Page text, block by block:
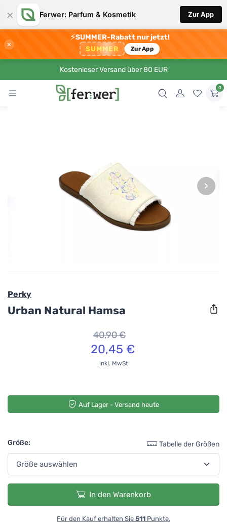
× Ferwer: Parfum & Kosmetik Zur App
×
⚡SUMMER-Rabatt nur jetzt!
SUMMER Zur App
Kostenloser Versand über 80 EUR
0
›
Perky
Urban Natural Hamsa
40,90 €
20,45 €
inkl. MwSt
Auf Lager - Versand heute
Größe: Tabelle der Größen
In den Warenkorb
Für den Kauf erhalten Sie 511 Punkte.